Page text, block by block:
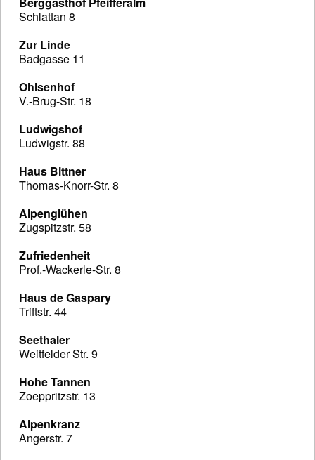
Schlattan 8
Zur Linde
Badgasse 11
Ohlsenhof
V.-Brug-Str. 18
Ludwigshof
Ludwigstr. 88
Haus Bittner
Thomas-Knorr-Str. 8
Alpenglühen
Zugspitzstr. 58
Zufriedenheit
Prof.-Wackerle-Str. 8
Haus de Gaspary
Triftstr. 44
Seethaler
Weitfelder Str. 9
Hohe Tannen
Zoeppritzstr. 13
Alpenkranz
Angerstr. 7